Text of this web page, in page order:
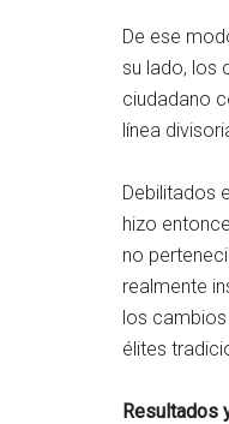
De ese
su lado, los
ciudadano
línea
Debilitados
hizo
no
realmente
los
élites
Resultados